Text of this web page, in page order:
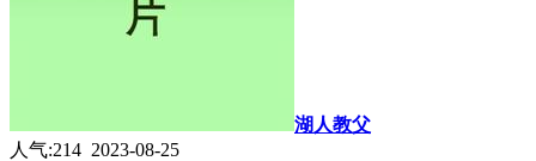
湖人教父
人气:214 2023-08-25